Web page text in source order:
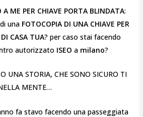
A ME PER CHIAVE PORTA BLINDATA:
unaFOTOCOPIA DI UNA CHIAVE PER
CASA TUA? per caso stai facendo
autorizzato ISEO a milano?
UNA STORIA, CHE SONO SICURO TI
MENTE…
fa stavo facendo una passeggiata